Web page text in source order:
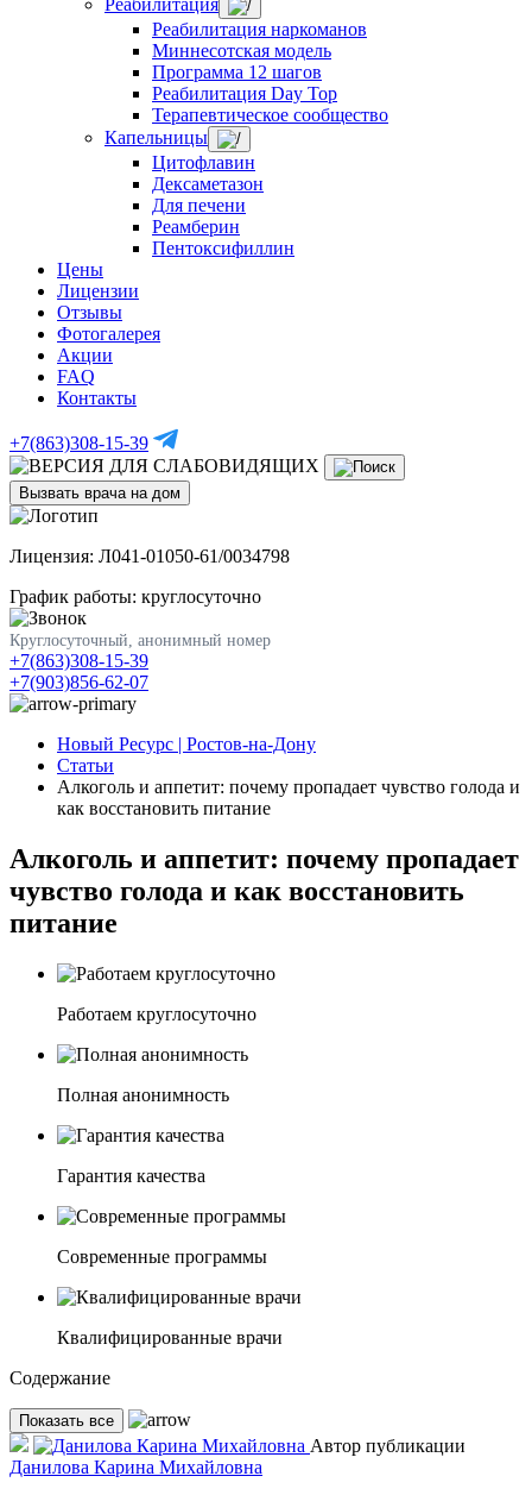
Реабилитация
Реабилитация наркоманов
Миннесотская модель
Программа 12 шагов
Реабилитация Day Top
Терапевтическое сообщество
Капельницы
Цитофлавин
Дексаметазон
Для печени
Реамберин
Пентоксифиллин
Цены
Лицензии
Отзывы
Фотогалерея
Акции
FAQ
Контакты
+7(863)308-15-39
Вызвать врача на дом
Лицензия: Л041-01050-61/0034798
График работы: круглосуточно
Круглосуточный, анонимный номер
+7(863)308-15-39
+7(903)856-62-07
Новый Ресурс | Ростов-на-Дону
Статьи
Алкоголь и аппетит: почему пропадает чувство голода и
как восстановить питание
Алкоголь и аппетит: почему пропадает
чувство голода и как восстановить
питание
Работаем круглосуточно
Полная анонимность
Гарантия качества
Современные программы
Квалифицированные врачи
Содержание
Показать все
Автор публикации
Данилова Карина Михайловна